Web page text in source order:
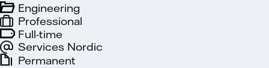
Full-time
Services Nordic
Engineering
Professional
Permanent